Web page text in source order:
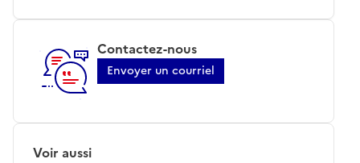
Contactez-nous
Envoyer un courriel
Voir aussi